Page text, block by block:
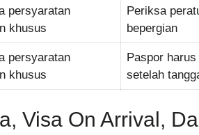
persyaratan
khusus
Periksa
bepergian
persyaratan
khusus
Paspor
setelah
Visa On Arrival,